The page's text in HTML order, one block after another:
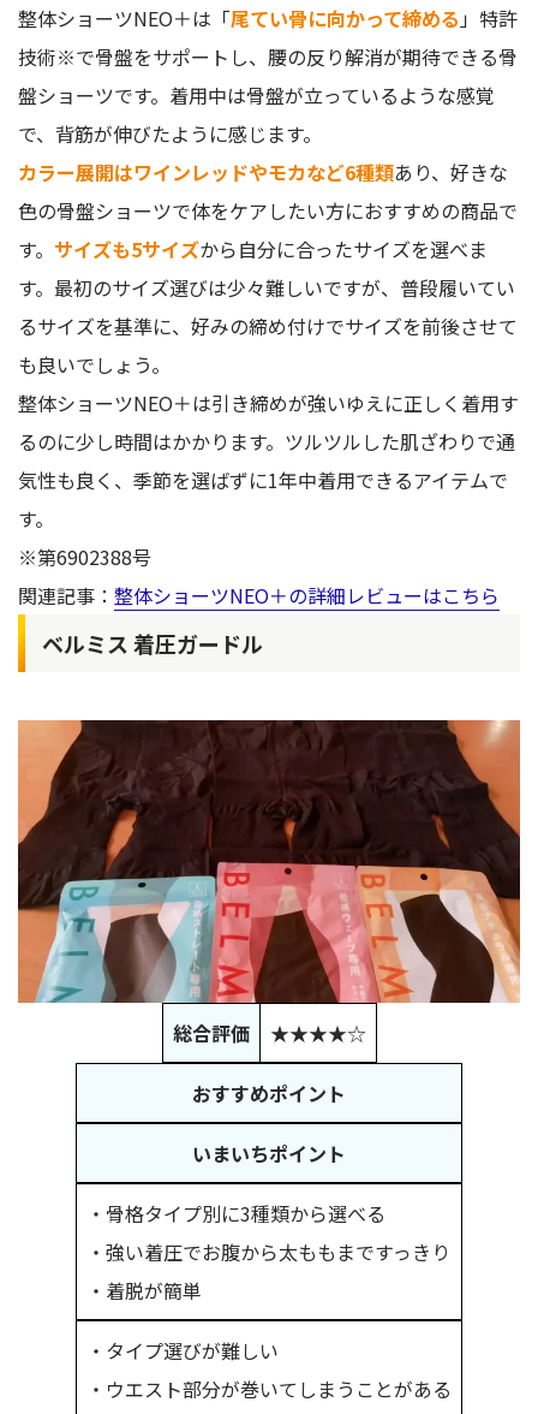
整体ショーツNEO＋は「尾てい骨に向かって締める」特許
技術※で骨盤をサポートし、腰の反り解消が期待できる骨
盤ショーツです。着用中は骨盤が立っているような感覚
で、背筋が伸びたように感じます。
カラー展開はワインレッドやモカなど6種類あり、好きな
色の骨盤ショーツで体をケアしたい方におすすめの商品で
す。 サイズも5サイズから自分に合ったサイズを選べま
す。最初のサイズ選びは少々難しいですが、普段履いてい
るサイズを基準に、好みの締め付けでサイズを前後させて
も良いでしょう。
整体ショーツNEO＋は引き締めが強いゆえに正しく着用す
るのに少し時間はかかります。ツルツルした肌ざわりで通
気性も良く、季節を選ばずに1年中着用できるアイテムで
す。
※第6902388号
関連記事： 整体ショーツNEO＋の詳細レビューはこちら
ベルミス 着圧ガードル
総合評価 ★★★★☆
おすすめポイント
いまいちポイント
・骨格タイプ別に3種類から選べる
・強い着圧でお腹から太ももまですっきり
・着脱が簡単
・タイプ選びが難しい
・ウエスト部分が巻いてしまうことがある